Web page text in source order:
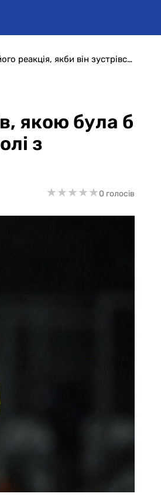
Українець Віктор Коваленко розповів, якою була б його реакція, якби він зустрівся на полі з росіянином
якою була б
з
★★★★★
★★★★★0 голосів